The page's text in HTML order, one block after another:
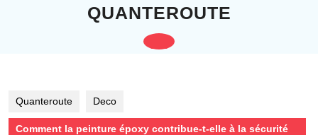
QUANTEROUTE
Open
Quanteroute Deco
Comment la peinture époxy contribue-t-elle à la sécurité